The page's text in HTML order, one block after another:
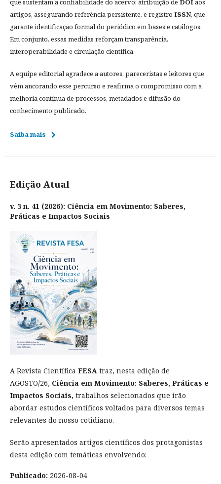
que sustentam a confiabilidade do acervo: atribuição de DOIaos
artigos, assegurando referência persistente, e registro ISSN, que
garante identificação formal do periódico em bases e catálogos.
Em conjunto, essas medidas reforçam transparência,
interoperabilidade e circulação científica.
A equipe editorial agradece a autores, pareceristas e leitores que
vêm ancorando esse percurso e reafirma o compromisso com a
melhoria contínua de processos, metadados e difusão do
conhecimento publicado.
Saiba mais
Edição Atual
v. 3 n. 41 (2026): Ciência em Movimento: Saberes,
Práticas e Impactos Sociais
A Revista Científica FESA traz, nesta edição de
AGOSTO/26, Ciência em Movimento: Saberes, Práticas e
Impactos Sociais, trabalhos selecionados que irão
abordar estudos científicos voltados para diversos temas
relevantes do nosso cotidiano.
Serão apresentados artigos científicos dos protagonistas
desta edição com temáticas envolvendo:
Publicado: 2026-08-04